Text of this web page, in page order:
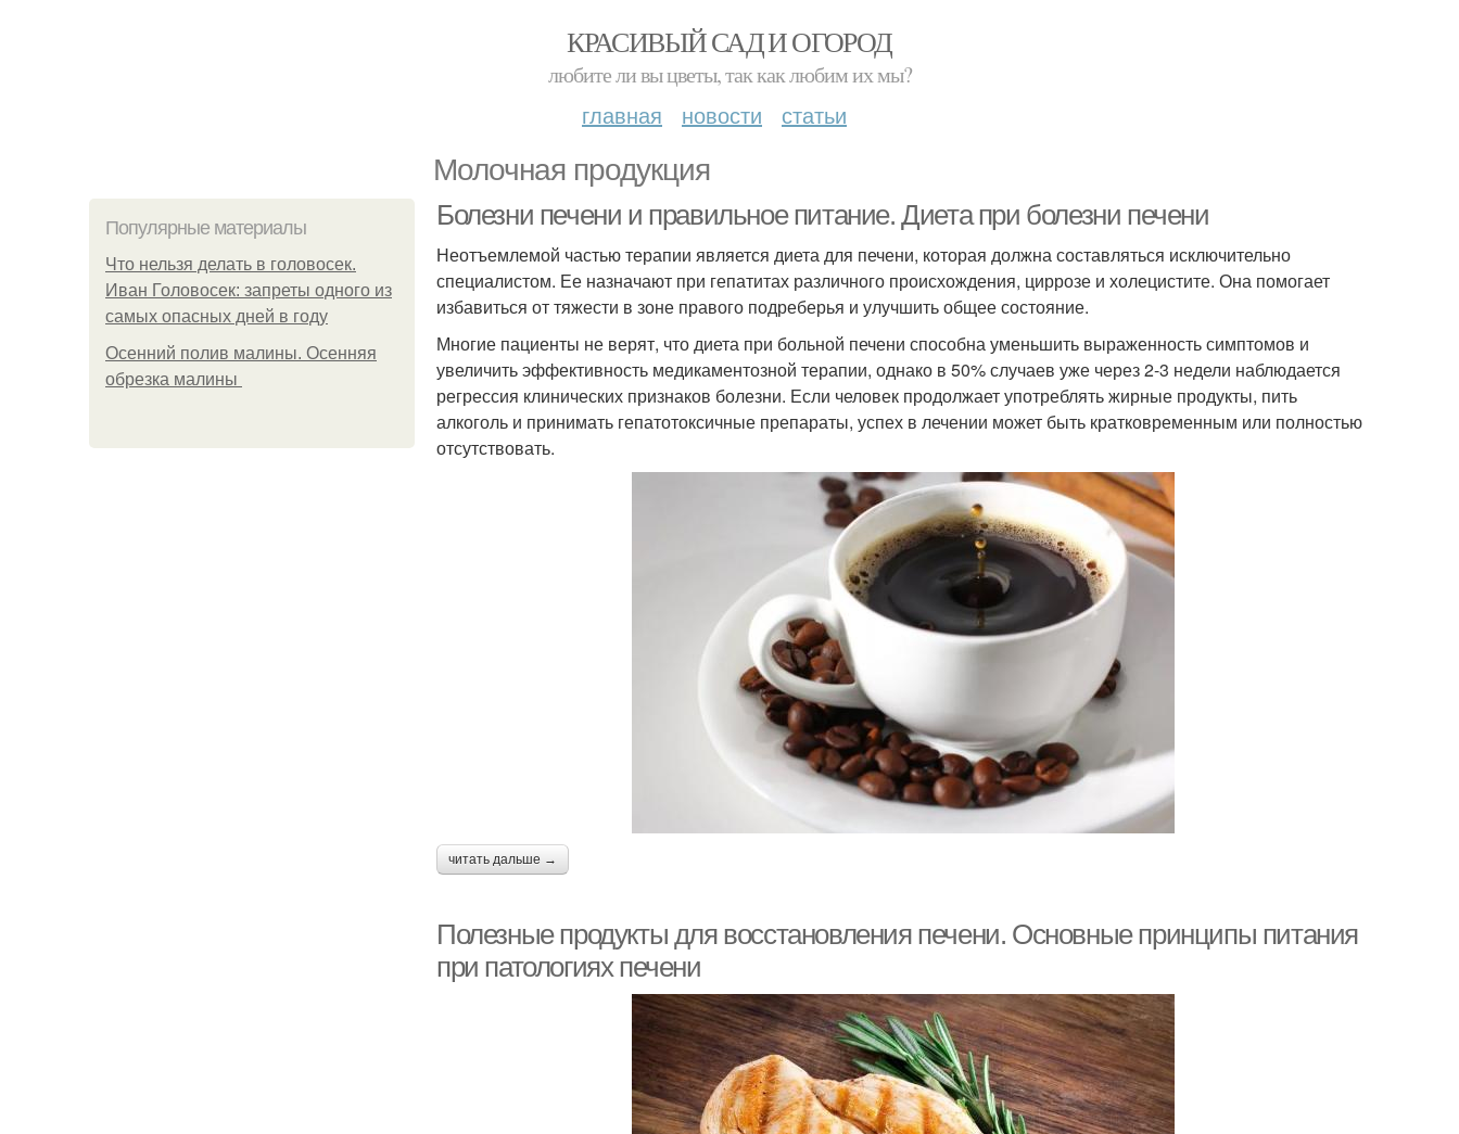
КРАСИВЫЙ САД И ОГОРОД
любите ли вы цветы, так как любим их мы?
главная новости статьи
Молочная продукция
Популярные материалы
Что нельзя делать в головосек.
Иван Головосек: запреты одного из
самых опасных дней в году
Осенний полив малины. Осенняя
обрезка малины
Болезни печени и правильное питание. Диета при болезни печени
Неотъемлемой частью терапии является диета для печени, которая должна составляться исключительно
специалистом. Ее назначают при гепатитах различного происхождения, циррозе и холецистите. Она помогает
избавиться от тяжести в зоне правого подреберья и улучшить общее состояние.
Многие пациенты не верят, что диета при больной печени способна уменьшить выраженность симптомов и
увеличить эффективность медикаментозной терапии, однако в 50% случаев уже через 2-3 недели наблюдается
регрессия клинических признаков болезни. Если человек продолжает употреблять жирные продукты, пить
алкоголь и принимать гепатотоксичные препараты, успех в лечении может быть кратковременным или полностью
отсутствовать.
читать дальше →
Полезные продукты для восстановления печени. Основные принципы питания
при патологиях печени